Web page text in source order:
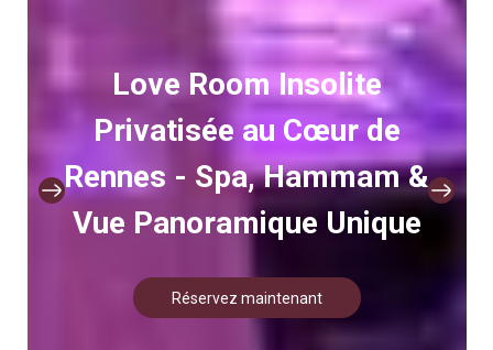
Love Room Insolite
Privatisée au Cœur de
Rennes - Spa, Hammam &
Vue Panoramique Unique
Réservez maintenant